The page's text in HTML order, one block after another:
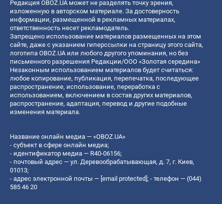
Редакция OBOZ.UA может не разделять точку зрения,
изложенную в авторском материале. За достоверность
информации, размещенной в рекламных материалах,
ответственность несет рекламодатель.
Запрещено использование материалов размещенных на этом
сайте, даже с указанием гиперссылки на страницу этого сайта,
логотипа OBOZ.UA или любого другого упоминания, но без
письменного разрешения Редакции/ООО «Золотая середина»
Незаконным использованием материалов будет считаться:
любое копирование, публикация, перепечатка, последующее
распространение, использование, переработка с
использованием, включением в состав других материалов,
распространение, адаптация, перевод и другие подобные
изменения материала.
Название онлайн медиа — «OBOZ.UA»
- субъект в сфере онлайн медиа;
- идентификатор медиа — R40-06156;
- почтовый адрес — ул. Деревообрабатывающая, д. 7, г. Киев,
01013;
- адрес электронной почты — [email protected]; - телефон — (044)
585 46 20